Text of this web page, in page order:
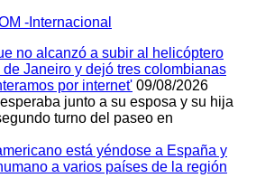
-Internacional
no alcanzó a subir al helicóptero
Janeiro y dejó tres colombianas
por internet' 09/08/2026
junto a su esposa y su hija
turno del paseo en
está yéndose a España y
a varios países de la región